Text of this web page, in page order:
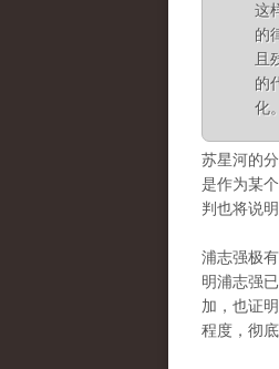
这
的
且
的
化
苏星河的
是作为某
判也将说
浦志强极
明浦志强
加，也证
程度，彻